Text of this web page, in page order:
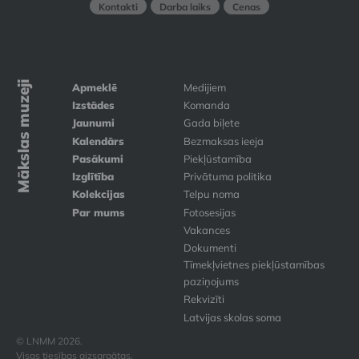
Kontakti Darba laiks Cenas
Mākslas muzeji
Apmeklē
Izstādes
Jaunumi
Kalendārs
Pasākumi
Izglītība
Kolekcijas
Par mums
Medijiem
Komanda
Gada biļete
Bezmaksas ieeja
Piekļūstamība
Privātuma politika
Telpu noma
Fotosesijas
Vakances
Dokumenti
Tīmekļvietnes piekļūstamības
paziņojums
Rekvizīti
Latvijas skolas soma
© LNMM 2026.
Visas tiesības aizsargātas.